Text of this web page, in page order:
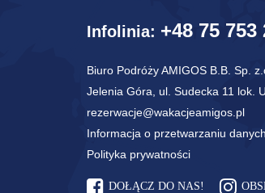
Infolinia: +48 75 753
Biuro Podróży AMIGOS B.B. Sp.
Jelenia Góra, ul. Sudecka 11 lok.
rezerwacje@wakacjeamigos.pl
Informacja o przetwarzaniu
Polityka prywatności
DOŁĄCZ DO NAS!